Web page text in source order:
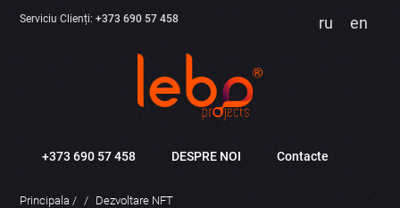
Serviciu Clienți:+373 690 57 458 ru en
+373 690 57 458 DESPRE NOI Contacte
Principala Dezvoltare NFT